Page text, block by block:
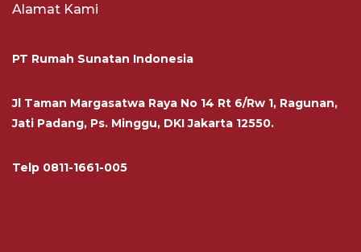
Alamat Kami
PT Rumah Sunatan Indonesia
Jl Taman Margasatwa Raya No 14 Rt 6/Rw 1, Ragunan,
Jati Padang, Ps. Minggu, DKI Jakarta 12550.
Telp 0811-1661-005